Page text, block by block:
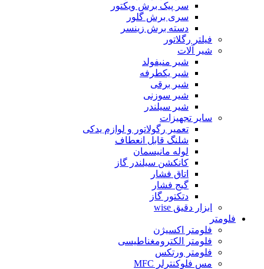
سر پیک برش ویکتور
سری برش گلور
دسته برش زینسر
فیلتر رگلاتور
شیر آلات
شیر منیفولد
شیر یکطرفه
شیر برقی
شیر سوزنی
شیر سیلندر
سایر تجهیزات
تعمیر رگولاتور و لوازم یدکی
شلنگ قابل انعطاف
لوله مانیسمان
کانکشن سیلندر گاز
اتاق فشار
گیج فشار
دتکتور گاز
ابزار دقیق wise
فلومتر
فلومتر اکسیژن
فلومتر الکترومغناطیسی
فلومتر ورتکس
مس فلوکنترلر MFC